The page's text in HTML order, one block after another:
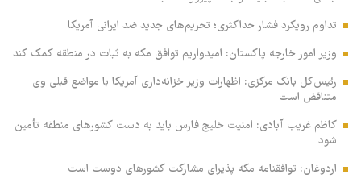
تداوم رویکرد فشار حداکثری؛ تحریم‌های جدید ضد ایرانی آمریکا
وزیر امور خارجه پاکستان: امیدواریم توافق مکه به ثبات در منطقه کمک کند
رئیس‌کل بانک مرکزی: اظهارات وزیر خزانه‌داری آمریکا با مواضع قبلی وی
متناقض است
کاظم غریب آبادی: امنیت خلیج فارس باید به دست کشورهای منطقه تأمین
شود
اردوغان: توافقنامه مکه پذیرای مشارکت کشورهای دوست است